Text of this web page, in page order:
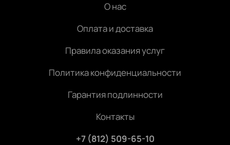
О нас
Оплата и доставка
Правила оказания услуг
Политика конфиденциальности
Гарантия подлинности
Контакты
+7 (812) 509-65-10